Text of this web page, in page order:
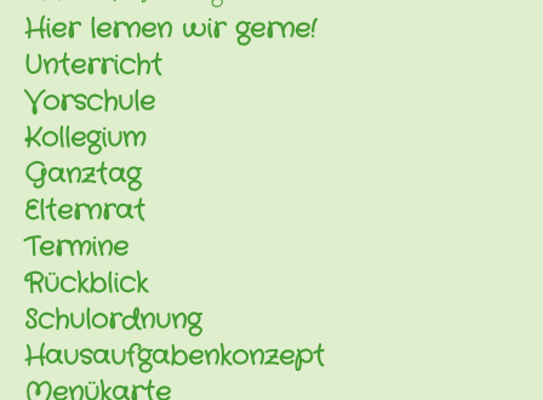
Hier lernen wir gerne!
Unterricht
Vorschule
Kollegium
Ganztag
Elternrat
Termine
Rückblick
Schulordnung
Hausaufgabenkonzept